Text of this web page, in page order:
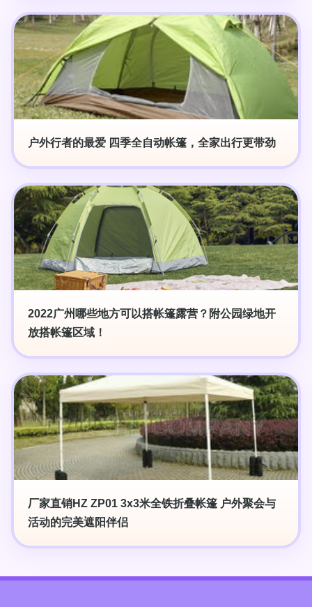
户外行者的最爱 四季全自动帐篷，全家出行更带劲
2022广州哪些地方可以搭帐篷露营？附公园绿地开
放搭帐篷区域！
厂家直销HZ ZP01 3x3米全铁折叠帐篷 户外聚会与
活动的完美遮阳伴侣